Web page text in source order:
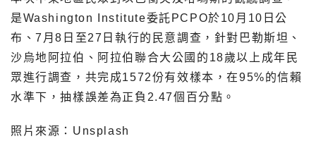
是Washington Institute委託PCPO於10月10日公
布、7月8日至27日執行的民意調查，針對巴勒斯坦、
沙烏地阿拉伯、阿拉伯聯合大公國的18歲以上成年民
眾進行調查，共完成1572份有效樣本，在95%的信賴
水準下，抽樣誤差為正負2.47個百分點。
照片來源：Unsplash